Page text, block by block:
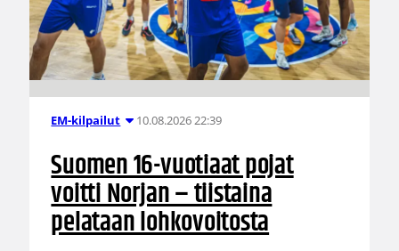
EM-kilpailut 10.08.2026 22:39
Suomen 16-vuotiaat pojat
voitti Norjan – tiistaina
pelataan lohkovoitosta